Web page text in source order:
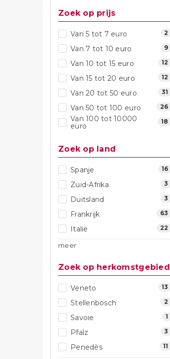
Zoek op prijs
Van 5 tot 7 euro 2
Van 7 tot 10 euro 9
Van 10 tot 15 euro 12
Van 15 tot 20 euro 12
Van 20 tot 50 euro 31
Van 50 tot 100 euro 26
Van 100 tot 10000
euro
18
Zoek op land
Spanje 16
Zuid-Afrika 3
Duitsland 3
Frankrijk 63
Italië 22
meer
Zoek op herkomstgebied
Veneto 13
Stellenbosch 2
Savoie 1
Pfalz 3
Penedès 11